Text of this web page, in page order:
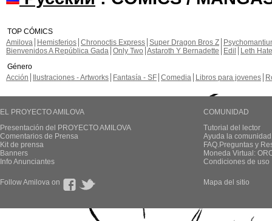
TOP CÓMICS
Amilova
Hemisferios Chronoctis Express Super Dragon Bros Z
Bienvenidos A República Gada Only Two Astaroth Y Bernadette Edil
Leth Hate
Género
Acción
Ilustraciones - Artworks Fantasía - SF Comedia Libros para jovenes
EL PROYECTO AMILOVA
Presentación del PROYECTO AMILOVA
Comentarios de Prensa
Kit de prensa
Banners
Info Anunciantes
COMUNIDAD
Tutorial del lector
Ayuda la
FAQ.Preguntas y
Moneda Virtual:
Condiciones de uso
Follow Amilova on Mapa del sitio